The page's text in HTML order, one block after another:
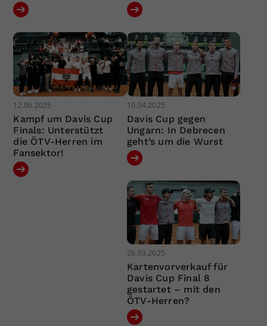
12.06.2025
Kampf um Davis Cup
Finals: Unterstützt
die ÖTV-Herren im
Fansektor!
10.04.2025
Davis Cup gegen
Ungarn: In Debrecen
geht’s um die Wurst
26.03.2025
Kartenvorverkauf für
Davis Cup Final 8
gestartet – mit den
ÖTV-Herren?